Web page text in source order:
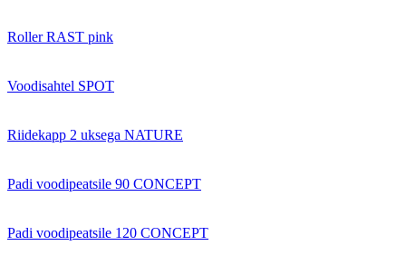
Roller RAST pink
Voodisahtel SPOT
Riidekapp 2 uksega NATURE
Padi voodipeatsile 90 CONCEPT
Padi voodipeatsile 120 CONCEPT